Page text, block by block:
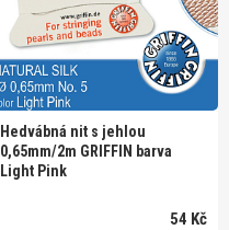
Hedvábná nit s jehlou
0,65mm/2m GRIFFIN barva
Light Pink
54 Kč